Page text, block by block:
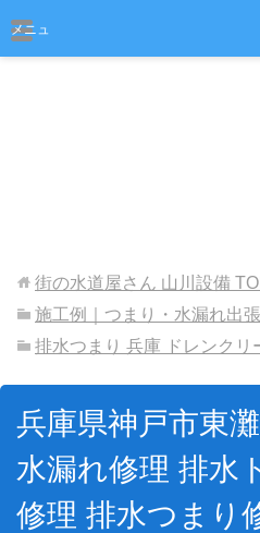
メニュ
街の水道屋さん 山川設備
施工例｜つまり・水漏れ出
排水つまり 兵庫 ドレンクリ
兵庫県神戸市東
水漏れ修理 排水
修理 排水つまり